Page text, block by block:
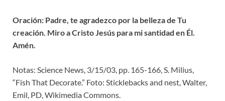
Oración: Padre, te agradezco por la belleza de Tu
creación. Miro a Cristo Jesús para mi santidad en Él.
Amén.
Notas: Science News, 3/15/03, pp. 165-166, S. Milius,
“Fish That Decorate.” Foto: Sticklebacks and nest, Walter,
Emil, PD, Wikimedia Commons.